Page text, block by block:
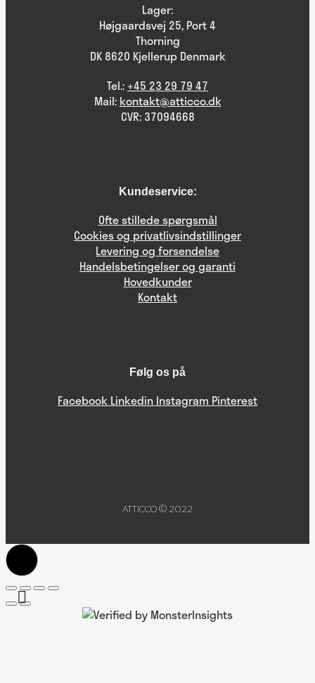
Lager:
Højgaardsvej 25, Port 4
Thorning
DK 8620 Kjellerup Denmark
Tel.: +45 23 29 79 47
Mail: kontakt@atticco.dk
CVR: 37094668
Kundeservice:
Ofte stillede spørgsmål
Cookies og privatlivsindstillinger
Levering og forsendelse
Handelsbetingelser og garanti
Hovedkunder
Kontakt
Følg os på
Facebook Linkedin Instagram Pinterest
ATTICCO © 2022